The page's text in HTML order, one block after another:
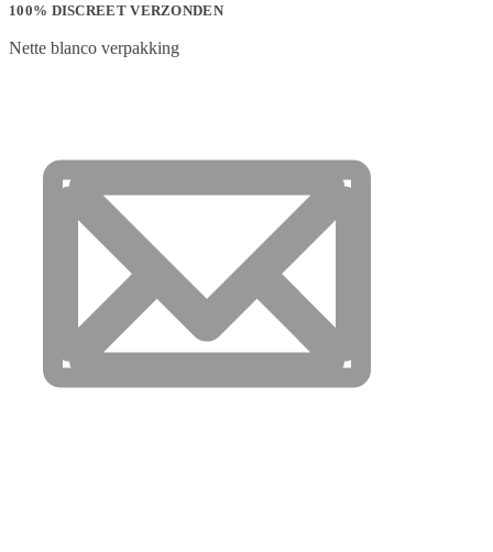
100% DISCREET VERZONDEN
Nette blanco verpakking